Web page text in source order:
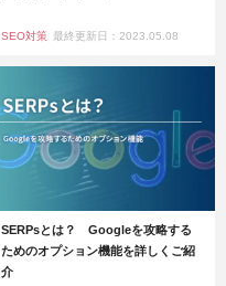
SEO対策 最終更新日：2023.05.08
SERPsとは？ Googleを攻略する
ためのオプション機能を詳しくご紹
介